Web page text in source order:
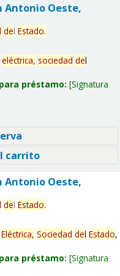
Antonio Oeste,
del Estado.
eléctrica, sociedad del
préstamo: Signatura
carrito
Antonio Oeste,
del Estado.
Eléctrica, Sociedad del Estado,
préstamo: Signatura